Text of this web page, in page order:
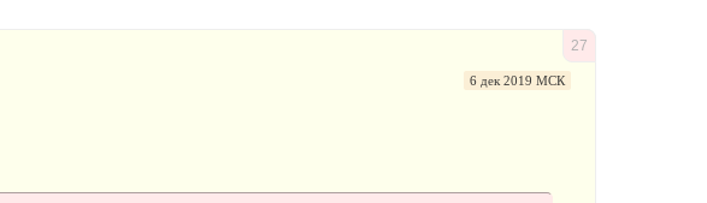
27
6 дек 2019 МСК